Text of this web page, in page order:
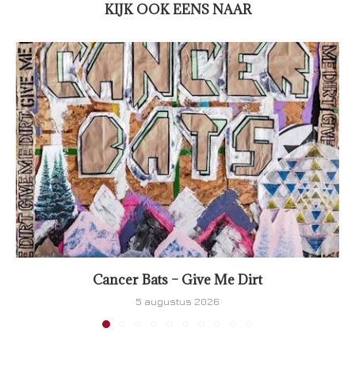
KIJK OOK EENS NAAR
Cancer Bats – Give Me Dirt
5 augustus 2026